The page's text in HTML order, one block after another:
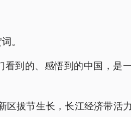
。
到的、感悟到的中国，是
区拔节生长，长江经济带活